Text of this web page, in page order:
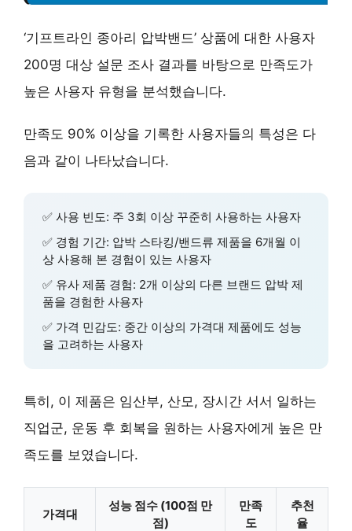
‘기프트라인 종아리 압박밴드’ 상품에 대한 사용자
200명 대상 설문 조사 결과를 바탕으로 만족도가
높은 사용자 유형을 분석했습니다.
만족도 90% 이상을 기록한 사용자들의 특성은 다
음과 같이 나타났습니다.
✅ 사용 빈도: 주 3회 이상 꾸준히 사용하는 사용자
✅ 경험 기간: 압박 스타킹/밴드류 제품을 6개월 이
상 사용해 본 경험이 있는 사용자
✅ 유사 제품 경험: 2개 이상의 다른 브랜드 압박 제
품을 경험한 사용자
✅ 가격 민감도: 중간 이상의 가격대 제품에도 성능
을 고려하는 사용자
특히, 이 제품은 임산부, 산모, 장시간 서서 일하는
직업군, 운동 후 회복을 원하는 사용자에게 높은 만
족도를 보였습니다.
가격대
성능 점수 (100점 만
점)
만족
도
추천
율